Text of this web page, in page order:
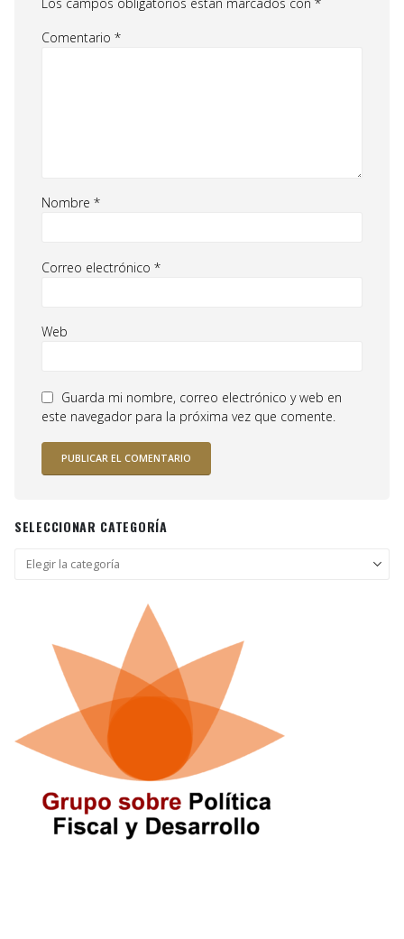
Comentario *
Nombre *
Correo electrónico *
Web
Guarda mi nombre, correo electrónico y web en
este navegador para la próxima vez que comente.
SELECCIONAR CATEGORÍA
Seleccionar
categoría